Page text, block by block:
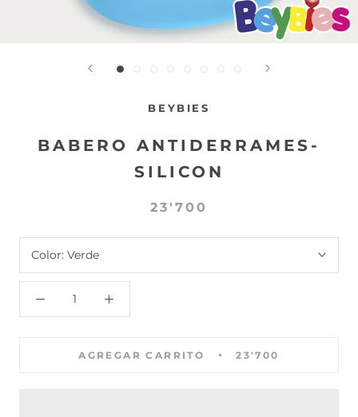
BEYBIES
BABERO ANTIDERRAMES-
SILICON
23'700
Color: Verde
AGREGAR CARRITO 23'700